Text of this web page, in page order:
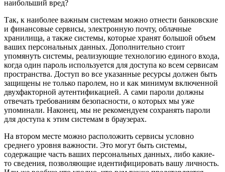
наибольший вред?
Так, к наиболее важным системам можно отнести банковские
и финансовые сервисы, электронную почту, облачные
хранилища, а также системы, которые хранят большой объем
ваших персональных данных. Дополнительно стоит
упомянуть системы, реализующие технологию единого входа,
когда один пароль используется для доступа ко всем сервисам
пространства. Доступ во все указанные ресурсы должен быть
защищены не только паролем, но и как минимум включенной
двухфакторной аутентификацией. А сами пароли должны
отвечать требованиям безопасности, о которых мы уже
упоминали. Наконец, мы не рекомендуем сохранять пароли
для доступа к этим системам в браузерах.
На втором месте можно расположить сервисы условно
среднего уровня важности. Это могут быть системы,
содержащие часть ваших персональных данных, либо какие-
то сведения, позволяющие идентифицировать вашу личность.